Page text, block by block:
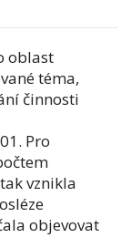
oblast
téma,
činnosti
Pro
vznikla
objevovat